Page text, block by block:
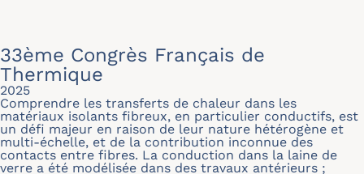
33ème Congrès Français de
Thermique
2025
Comprendre les transferts de chaleur dans les
matériaux isolants fibreux, en particulier conductifs, est
un défi majeur en raison de leur nature hétérogène et
multi-échelle, et de la contribution inconnue des
contacts entre fibres. La conduction dans la laine de
verre a été modélisée dans des travaux antérieurs ;